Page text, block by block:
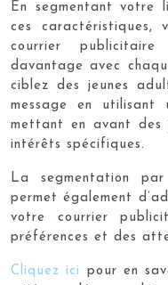
En segmentant votre
ces caractéristiques,
courrier
davantage avec
ciblez des jeunes
message en
mettant en avant des
intérêts spécifiques.
La segmentation par
permet également
votre courrier
préférences et des
Cliquez ici
pour en